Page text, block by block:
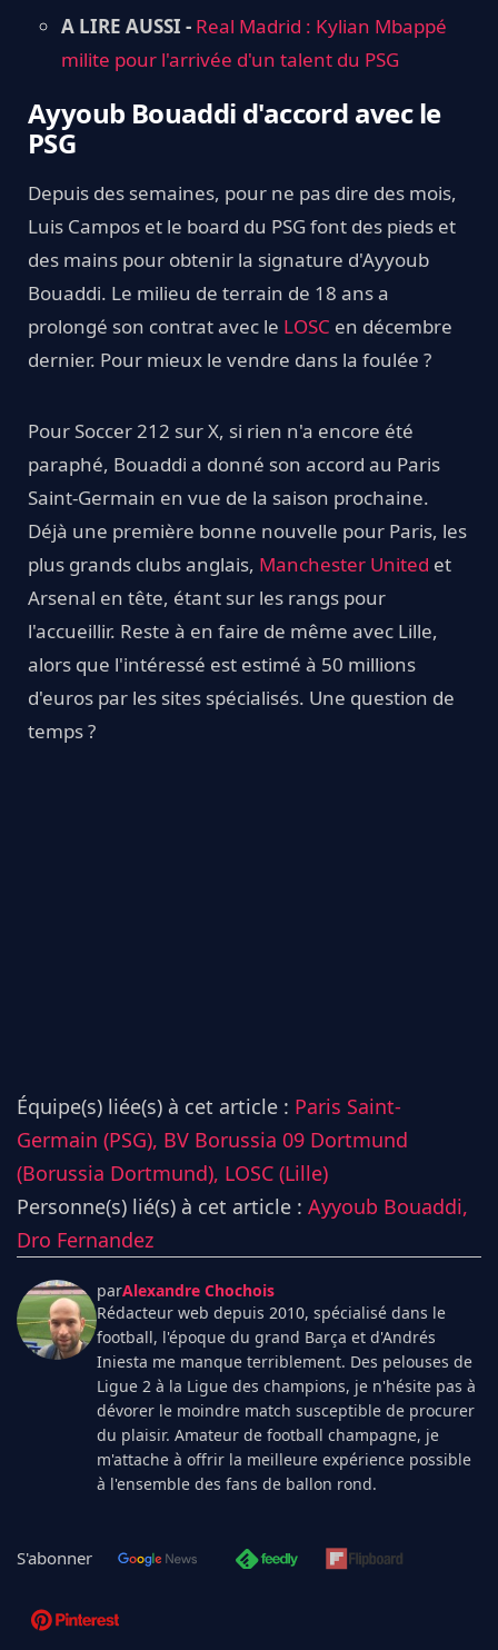
A LIRE AUSSI - Real Madrid : Kylian Mbappé
milite pour l'arrivée d'un talent du PSG
Ayyoub Bouaddi d'accord avec le
PSG
Depuis des semaines, pour ne pas dire des mois,
Luis Campos et le board du PSG font des pieds et
des mains pour obtenir la signature d'Ayyoub
Bouaddi. Le milieu de terrain de 18 ans a
prolongé son contrat avec le LOSC en décembre
dernier. Pour mieux le vendre dans la foulée ?
Pour Soccer 212 sur X, si rien n'a encore été
paraphé, Bouaddi a donné son accord au Paris
Saint-Germain en vue de la saison prochaine.
Déjà une première bonne nouvelle pour Paris, les
plus grands clubs anglais, Manchester United et
Arsenal en tête, étant sur les rangs pour
l'accueillir. Reste à en faire de même avec Lille,
alors que l'intéressé est estimé à 50 millions
d'euros par les sites spécialisés. Une question de
temps ?
Équipe(s) liée(s) à cet article : Paris Saint-
Germain (PSG), BV Borussia 09 Dortmund
(Borussia Dortmund), LOSC (Lille)
Personne(s) lié(s) à cet article : Ayyoub Bouaddi,
Dro Fernandez
parAlexandre Chochois
Rédacteur web depuis 2010, spécialisé dans le
football, l'époque du grand Barça et d'Andrés
Iniesta me manque terriblement. Des pelouses de
Ligue 2 à la Ligue des champions, je n'hésite pas à
dévorer le moindre match susceptible de procurer
du plaisir. Amateur de football champagne, je
m'attache à offrir la meilleure expérience possible
à l'ensemble des fans de ballon rond.
S'abonner